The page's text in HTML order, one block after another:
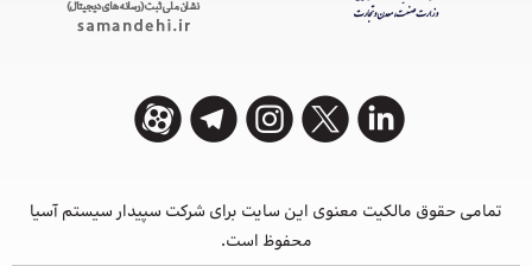
تمامی حقوق مالکیت معنوی این ‌سایت برای شرکت سپیدار سیستم آسیا
محفوظ است.